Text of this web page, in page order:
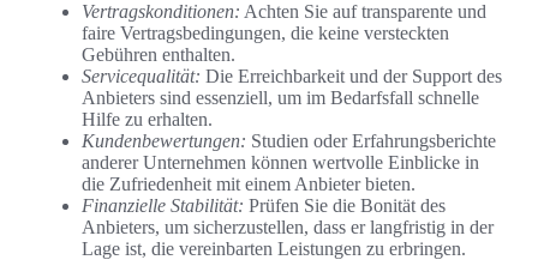
Vertragskonditionen: Achten Sie auf transparente und
faire Vertragsbedingungen, die keine versteckten
Gebühren enthalten.
Servicequalität: Die Erreichbarkeit und der Support des
Anbieters sind essenziell, um im Bedarfsfall schnelle
Hilfe zu erhalten.
Kundenbewertungen: Studien oder Erfahrungsberichte
anderer Unternehmen können wertvolle Einblicke in
die Zufriedenheit mit einem Anbieter bieten.
Finanzielle Stabilität: Prüfen Sie die Bonität des
Anbieters, um sicherzustellen, dass er langfristig in der
Lage ist, die vereinbarten Leistungen zu erbringen.